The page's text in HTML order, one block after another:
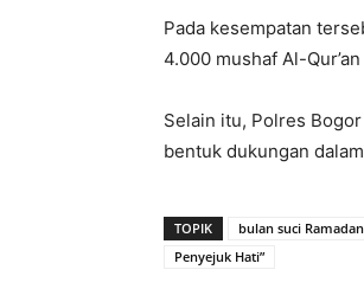
Pada kesempatan
4.000 mushaf Al-
Selain itu, Polres
bentuk dukungan
TOPIK bulan suci Ramadan
Penyejuk Hati”